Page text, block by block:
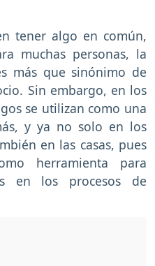
tener algo en común,
muchas personas, la
más que sinónimo de
Sin embargo, en los
se utilizan como una
y ya no solo en los
en las casas, pues
herramienta para
en los procesos de